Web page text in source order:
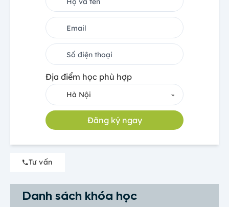
Địa điểm học phù hợp
Đăng ký ngay
Tư vấn
Danh sách khóa học